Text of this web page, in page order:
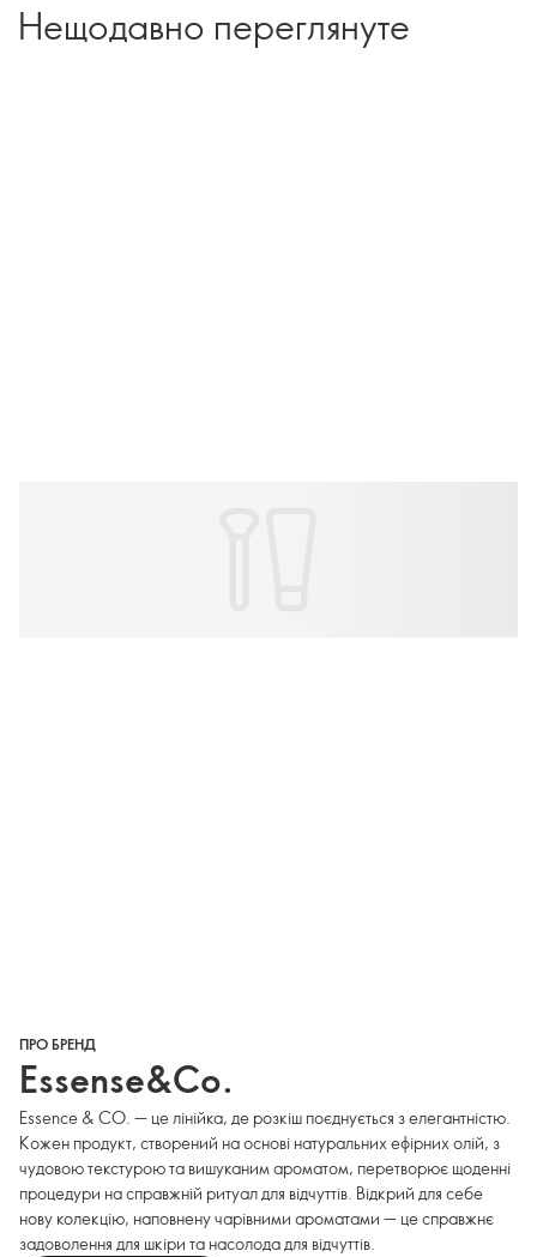
Нещодавно переглянуте
ПРО БРЕНД
Essense&Co.
Essence & CO. — це лінійка, де розкіш поєднується з елегантністю.
Кожен продукт, створений на основі натуральних ефірних олій, з
чудовою текстурою та вишуканим ароматом, перетворює щоденні
процедури на справжній ритуал для відчуттів. Відкрий для себе
нову колекцію, наповнену чарівними ароматами — це справжнє
задоволення для шкіри та насолода для відчуттів.